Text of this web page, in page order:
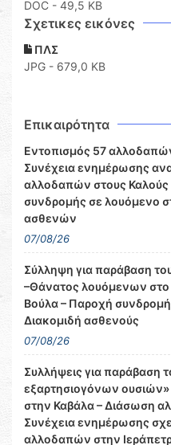
DOC - 49,5 KB
Σχετικες εικόνες
ΠΛΣ
JPG - 679,0 KB
Επικαιρότητα
Εντοπισμός 57
Συνέχεια ενημέρωσης
αλλοδαπών στους
συνδρομής σε λουόμενο
ασθενών
07/08/26
Σύλληψη για παράβαση
–Θάνατος λουόμενων στο
Βούλα – Παροχή
Διακομιδή ασθενούς
07/08/26
Συλλήψεις για παράβαση
εξαρτησιογόνων
στην Καβάλα – Διάσωση
Συνέχεια ενημέρωσης
αλλοδαπών στην